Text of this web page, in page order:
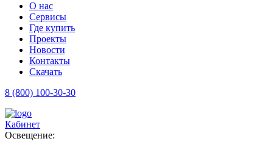
О нас
Сервисы
Где купить
Проекты
Новости
Контакты
Скачать
8 (800) 100-30-30
Кабинет
Освещение: